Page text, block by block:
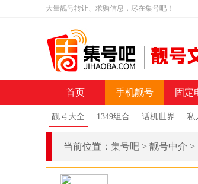
大量靓号转让、求购信息，尽在集号吧！
首页 手机靓号
靓号大全 1349组合 话机世界 私
固定
当前位置： 集号吧 > 靓号中介 >